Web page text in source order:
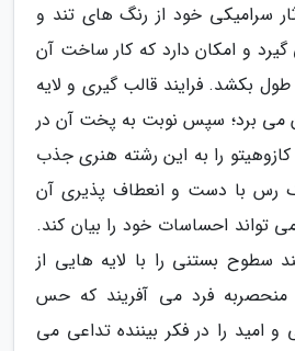
سرامیکی خود از رنگ های تند و
گیرد و امکان دارد که کار ساخت آن
بکشد. فرایند قالب گیری و لایه
می برد؛ سپس نوبت به پخت آن در
را به این رشته هنری جذب
رس با دست و انعطاف پذیری آن
تواند احساسات خود را بیان کند.
سطوح بستنی را با لایه هایی از
منحصربه فرد می آفریند که حس
و امید را در فکر بیننده تداعی می